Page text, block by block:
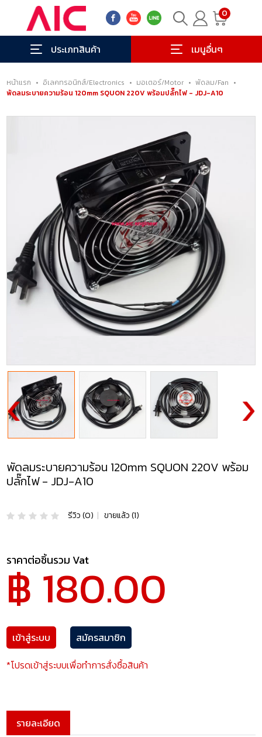
0
ประเภทสินค้า เมนูอื่นๆ
หน้าแรก • อิเลคทรอนิกส์/Electronics • มอเตอร์/Motor • พัดลม/Fan •
พัดลมระบายความร้อน 120mm SQUON 220V พร้อมปลั๊กไฟ - JDJ-A10
พัดลมระบายความร้อน 120mm SQUON 220V พร้อม
ปลั๊กไฟ - JDJ-A10
รีวิว (0) | ขายแล้ว (1)
ราคาต่อชิ้นรวม Vat
฿ 180.00
เข้าสู่ระบบ
สมัครสมาชิก
*โปรดเข้าสู่ระบบเพื่อทำการสั่งซื้อสินค้า
รายละเอียด